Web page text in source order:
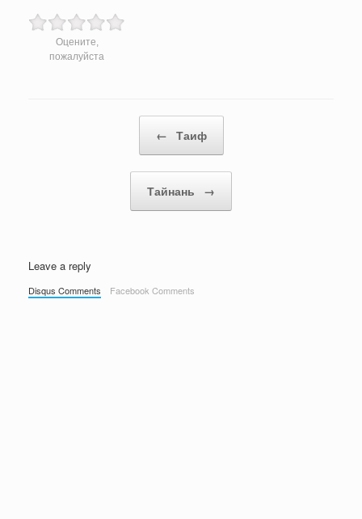
Оцените,
пожалуйста
← Таиф
Тайнань →
Leave a reply
Disqus Comments Facebook Comments